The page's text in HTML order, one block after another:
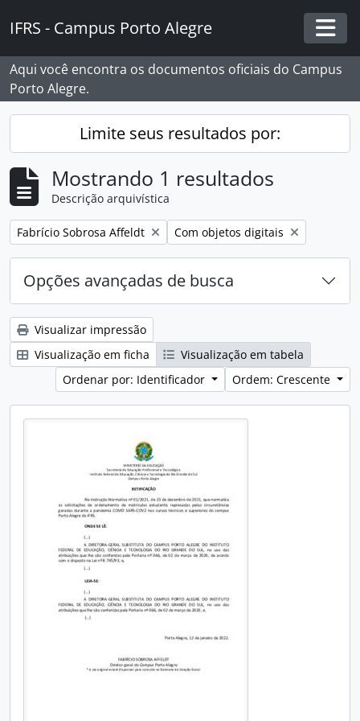
IFRS - Campus Porto Alegre
Aqui você encontra os documentos oficiais do Campus
Porto Alegre.
Limite seus resultados por:
Mostrando 1 resultados
Descrição arquivística
Remover filtro:
Fabrício Sobrosa Affeldt Remover filtro:
Com objetos digitais
Opções avançadas de busca
Visualizar impressão
Visualização em ficha
Visualização em tabela
Ordenar por: Identificador
Ordem: Crescente